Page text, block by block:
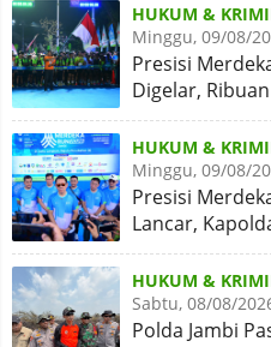
HUKUM &
Minggu, 09/08/
Presisi
Digelar,
Nasional
HUKUM &
Minggu, 09/08/
Presisi
Lancar,
Terimakasih
HUKUM &
Sabtu, 08/08/
Polda Jambi